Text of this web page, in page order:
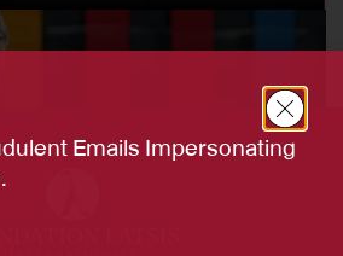
Emails Impersonating